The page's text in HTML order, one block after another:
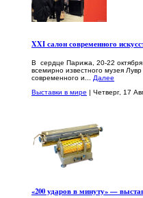
XXI салон современного
В сердце Парижа, 20-22 октября
всемирно известного музея
современного и... Далее
Выставки в мире | Четверг, 17
«200 ударов в минуту» —